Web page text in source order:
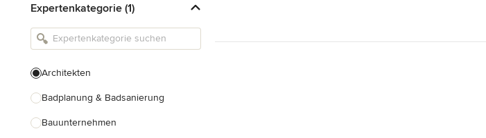
Expertenkategorie (1)
Architekten
Badplanung & Badsanierung
Bauunternehmen